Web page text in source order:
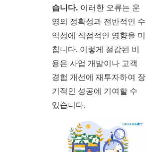
습니다. 이러한 오류는 운
영의 정확성과 전반적인 수
익성에 직접적인 영향을 미
칩니다. 이렇게 절감된 비
용은 사업 개발이나 고객
경험 개선에 재투자하여 장
기적인 성공에 기여할 수
있습니다.